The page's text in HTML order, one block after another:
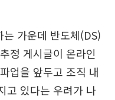
가운데 반도체(DS)
정 게시글이 온라인
업을 앞두고 조직 내
고 있다는 우려가 나